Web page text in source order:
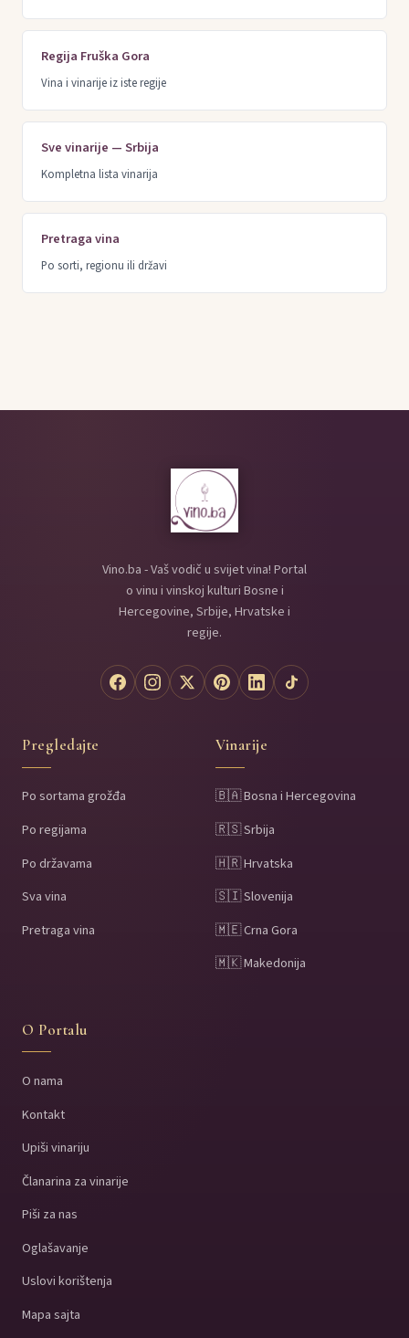
Regija Fruška Gora
Vina i vinarije iz iste regije
Sve vinarije — Srbija
Kompletna lista vinarija
Pretraga vina
Po sorti, regionu ili državi
Vino.ba - Vaš vodič u svijet vina! Portal
o vinu i vinskoj kulturi Bosne i
Hercegovine, Srbije, Hrvatske i
regije.
Pregledajte
Po sortama grožđa
Po regijama
Po državama
Sva vina
Pretraga vina
Vinarije
🇧🇦 Bosna i Hercegovina
🇷🇸 Srbija
🇭🇷 Hrvatska
🇸🇮 Slovenija
🇲🇪 Crna Gora
🇲🇰 Makedonija
O Portalu
O nama
Kontakt
Upiši vinariju
Članarina za vinarije
Piši za nas
Oglašavanje
Uslovi korištenja
Mapa sajta